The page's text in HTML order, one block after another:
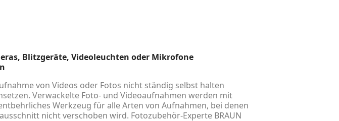
Blitzgeräte, Videoleuchten oder Mikrofone
von Videos oder Fotos nicht ständig selbst halten
Verwackelte Foto- und Videoaufnahmen werden mit
Werkzeug für alle Arten von Aufnahmen, bei denen
nicht verschoben wird. Fotozubehör-Experte BRAUN